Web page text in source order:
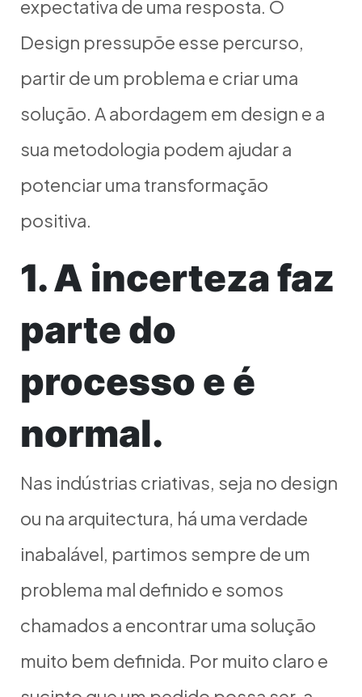
expectativa de uma resposta. O
Design pressupõe esse percurso,
partir de um problema e criar uma
solução. A abordagem em design e a
sua metodologia podem ajudar a
potenciar uma transformação
positiva.
1. A incerteza faz
parte do
processo e é
normal.
Nas indústrias criativas, seja no design
ou na arquitectura, há uma verdade
inabalável, partimos sempre de um
problema mal definido e somos
chamados a encontrar uma solução
muito bem definida. Por muito claro e